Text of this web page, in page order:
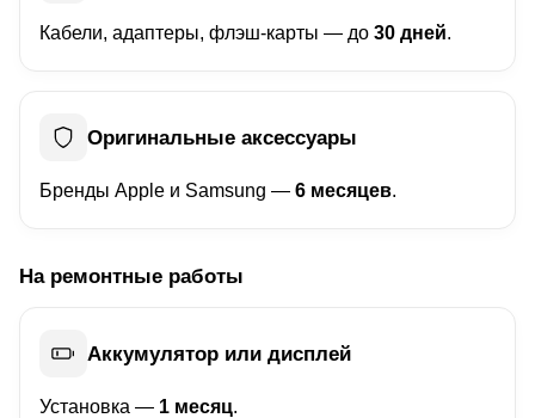
Кабели, адаптеры, флэш-карты — до 30 дней.
Оригинальные аксессуары
Бренды Apple и Samsung — 6 месяцев.
На ремонтные работы
Аккумулятор или дисплей
Установка — 1 месяц.